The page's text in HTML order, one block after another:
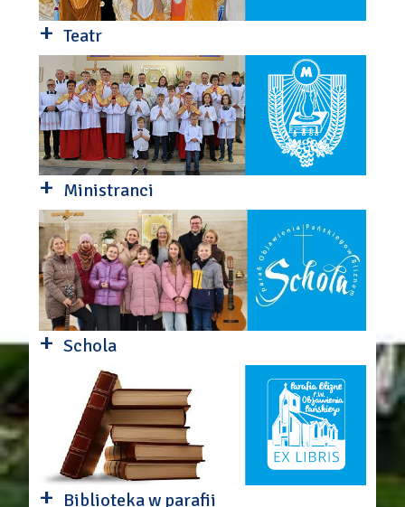
+ Teatr
+ Ministranci
+ Schola
+ Biblioteka w parafii